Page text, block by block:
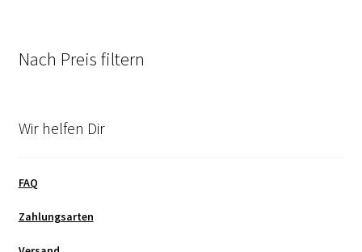
Nach Preis filtern
Wir helfen Dir
FAQ
Zahlungsarten